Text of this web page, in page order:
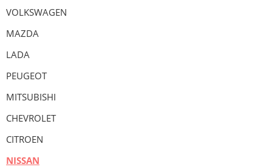
VOLKSWAGEN
MAZDA
LADA
PEUGEOT
MITSUBISHI
CHEVROLET
CITROEN
NISSAN